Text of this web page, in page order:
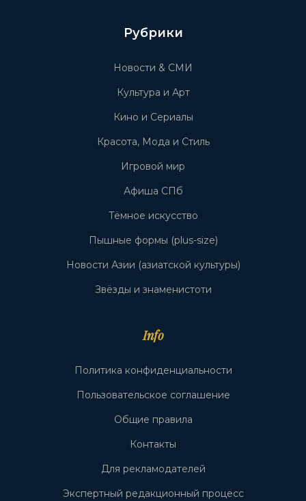
Рубрики
Новости & СМИ
Культура и Арт
Кино и Сериалы
Красота, Мода и Стиль
Игровой мир
Афиша СПб
Тёмное искусство
Пышные формы (plus-size)
Новости Азии (азиатской культуры)
Звёзды и знаменистоти
Info
Политика конфиденциальности
Пользовательское соглашение
Общие правила
Контакты
Для рекламодателей
Экспертный редакционный процесс